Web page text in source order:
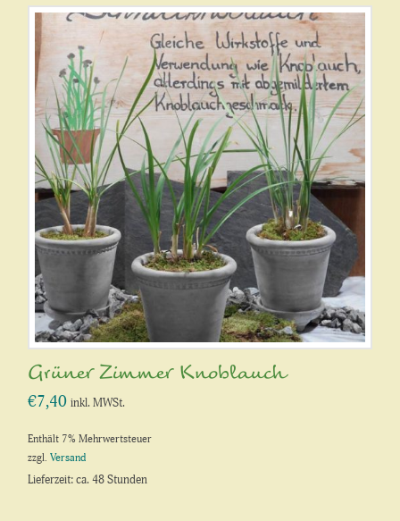
Grüner Zimmer Knoblauch
€7,40 inkl. MWSt.
Enthält 7% Mehrwertsteuer
zzgl.Versand
Lieferzeit: ca. 48 Stunden